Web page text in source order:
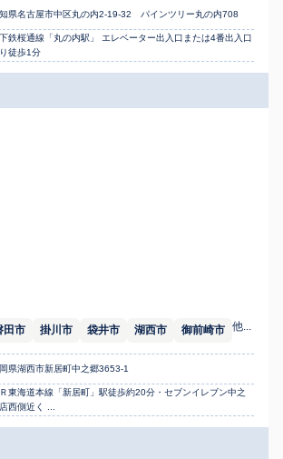
県名古屋市中区丸の内2-19-32 パインツリー丸の内708
鉄桜通線「丸の内駅」 エレベーター出入口または4番出入口
徒歩1分
田市 掛川市 袋井市 湖西市 御前崎市 他...
県湖西市新居町中之郷3653-1
Ｒ東海道本線「新居町」駅徒歩約20分・セブンイレブン中之
西側近く ...